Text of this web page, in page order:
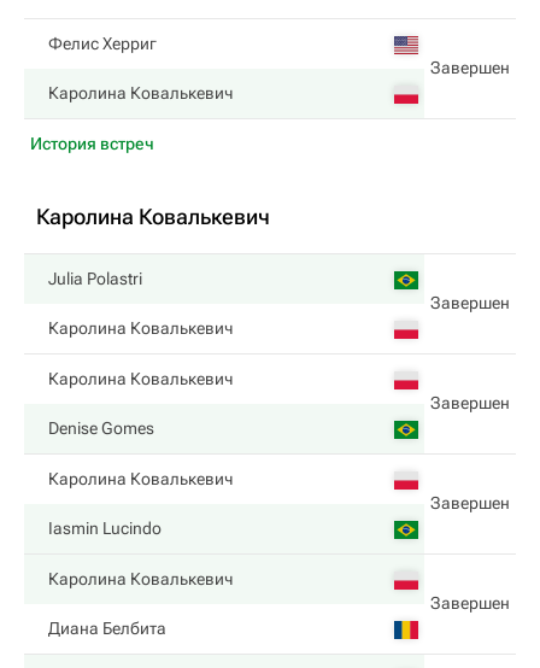
Фелис Херриг
Завершен
Каролина Ковалькевич
История встреч
Каролина Ковалькевич
Julia Polastri
Завершен
Каролина Ковалькевич
Каролина Ковалькевич
Завершен
Denise Gomes
Каролина Ковалькевич
Завершен
Iasmin Lucindo
Каролина Ковалькевич
Завершен
Диана Белбита